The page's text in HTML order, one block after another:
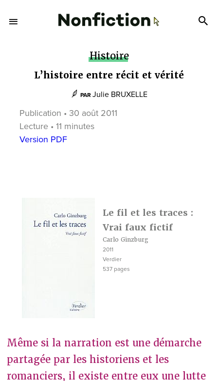
Histoire
L’histoire entre récit et vérité
PAR Julie BRUXELLE
Publication • 30 août 2011
Lecture • 11 minutes
Version PDF
Le fil et les traces :
Vrai faux fictif
Carlo Ginzburg
2011
Verdier
537 pages
Même si la narration est une démarche
partagée par les historiens et les
romanciers, il existe entre eux une lutte